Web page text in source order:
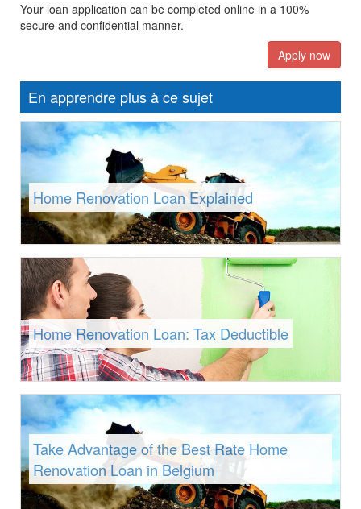
Your loan application can be completed online in a 100%
secure and confidential manner.
Apply now
En apprendre plus à ce sujet
Home Renovation Loan Explained
Home Renovation Loan: Tax Deductible
Take Advantage of the Best Rate Home
Renovation Loan in Belgium